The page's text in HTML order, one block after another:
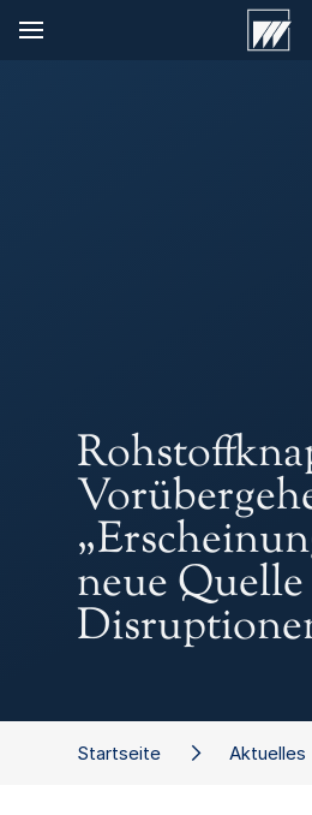
Startseite Aktuelles
neue